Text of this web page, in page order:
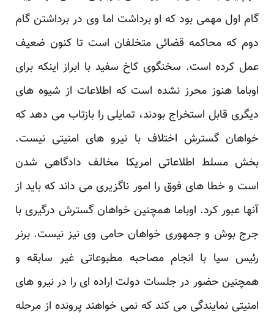
گام اول مهمی بود که او برداشت اما وی در برداشتن گام
دوم که محاکمه قضائی متخلفان است تا کنون ضعیف
عمل کرده است. سخنگوی کاخ سفید با ابراز اینکه برای
اوباما هنوز محرز نشده است که اطلاعات از شیوه های
دیگری قابل استخراج بودند، تمایلی را بازتاب می دهد که
خواهان گسترش اختلاف با نیرو های امنیتی نیست.
بخش مسلط اطلاعاتی امریکا مخالف دادگاهی شدن
است و خطا های فوق را امور ناگزیری می داند که باید از
آنها عبور کرد. اوباما همچنین خواهان گسترش درگیری با
جرج بوش و جمهوری خواهان حامی وی نیز نیست. برنر
رئیس سیا با انجام مصاحبه مطبوعاتی غیر سابقه و
همچنین حضور در جلسات دولت اراده ای را در نیرو های
امنیتی نمایندگی می کند که نمی خواهند پرونده از مرحله